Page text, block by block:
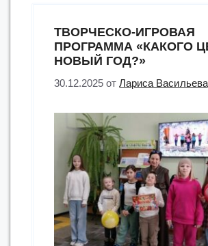
ТВОРЧЕСКО-ИГРОВАЯ
ПРОГРАММА «КАКОГО
НОВЫЙ ГОД?»
30.12.2025 отЛариса Васильева